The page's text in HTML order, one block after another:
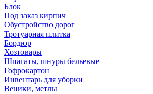
Блок
Под заказ кирпич
Обустройство дорог
Тротуарная плитка
Бордюр
Хозтовары
Шпагаты, шнуры бельевые
Гофрокартон
Инвентарь для уборки
Веники, метлы